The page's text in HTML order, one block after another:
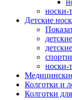
носки-
Детские
носки-
Колготки и
Колготки